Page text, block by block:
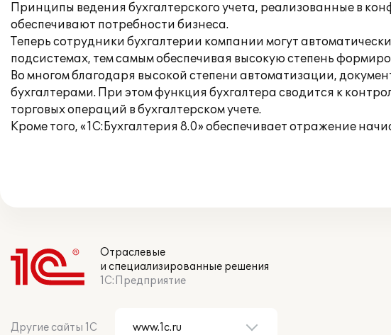
Принципы ведения бухгалтерского учета, реализованные в
обеспечивают потребности бизнеса.
Теперь сотрудники бухгалтерии компании могут
подсистемах, тем самым обеспечивая высокую степень
Во многом благодаря высокой степени автоматизации,
бухгалтерами. При этом функция бухгалтера сводится к
торговых операций в бухгалтерском учете.
Кроме того, «1С:Бухгалтерия 8.0» обеспечивает отражение
Отраслевые
и специализированные решения
1С:Предприятие
Другие сайты 1С